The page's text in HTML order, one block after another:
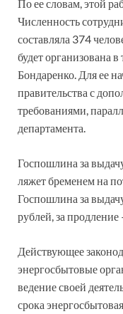
По ее словам, этой
Численность
составляла 374
будет организована
Бондаренко. Для ее
правительства с
требованиями,
департамента.
Госпошлина за
ляжет бременем на
Госпошлина за
рублей, за
Действующее
энергосбытовые
ведение своей
срока